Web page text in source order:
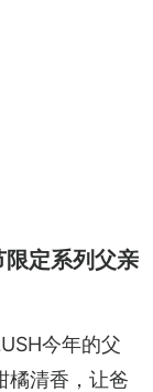
定系列父亲
今年的父
橘清香，让爸